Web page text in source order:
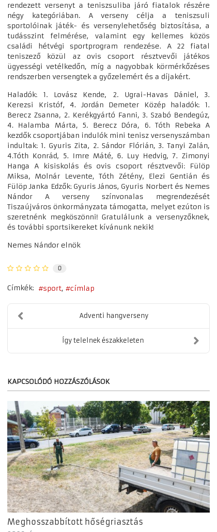
rendezett versenyt a teniszsuliba járó fiatalok részére
négy kategóriában. A verseny célja a teniszsuli
sportolóinak játék- és versenylehetőség biztosítása, a
tudásszint felmérése, valamint egy kellemes közös
családi hétvégi sportprogram rendezése. A 22 fiatal
teniszező közül az ovis csoport résztvevői játékos
ügyességi vetélkedőn, míg a nagyobbak körmérkőzéses
rendszerben versengtek a győzelemért és a díjakért.
Haladók: 1. Lovász Kende, 2. Ugrai-Havas Dániel, 3.
Kerezsi Kristóf, 4. Jordán Demeter Közép haladók: 1.
Berecz Zsanna, 2. Kerékgyártó Fanni, 3. Szabó Bendegúz,
4. Halamba Márta, 5. Berecz Dóra, 6. Tóth Rebeka A
kezdők csoportjában indulók mini tenisz versenyszámban
indultak: 1. Gyuris Zita, 2. Sándor Flórián, 3. Tanyi Zalán,
4.Tóth Konrád, 5. Imre Máté, 6. Luy Hedvig, 7. Zimonyi
Hanga A kisiskolás és ovis csoport résztvevői: Fülöp
Miksa, Molnár Levente, Tóth Zétény, Elezi Gentián és
Fülöp Janka Edzők: Gyuris János, Gyuris Norbert és Nemes
Nándor A verseny színvonalas megrendezését
Tiszaújváros önkormányzata támogatta, melyet ezúton is
szeretnénk megköszönni! Gratulálunk a versenyzőknek,
és további sportsikereket kívánunk nekik!
Nemes Nándor elnök
0
Címkék: sport címlap
Adventi hangverseny
Így telelnek északkeleten
KAPCSOLÓDÓ HOZZÁSZÓLÁSOK
Meghosszabbított hőségriasztás